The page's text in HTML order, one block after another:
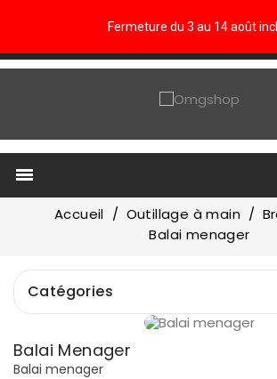
Fermeture du 3 au 14 août

Accueil Outillage à main
Balai menager
Prix
€
Catégories
Balai Menager
Balai menager